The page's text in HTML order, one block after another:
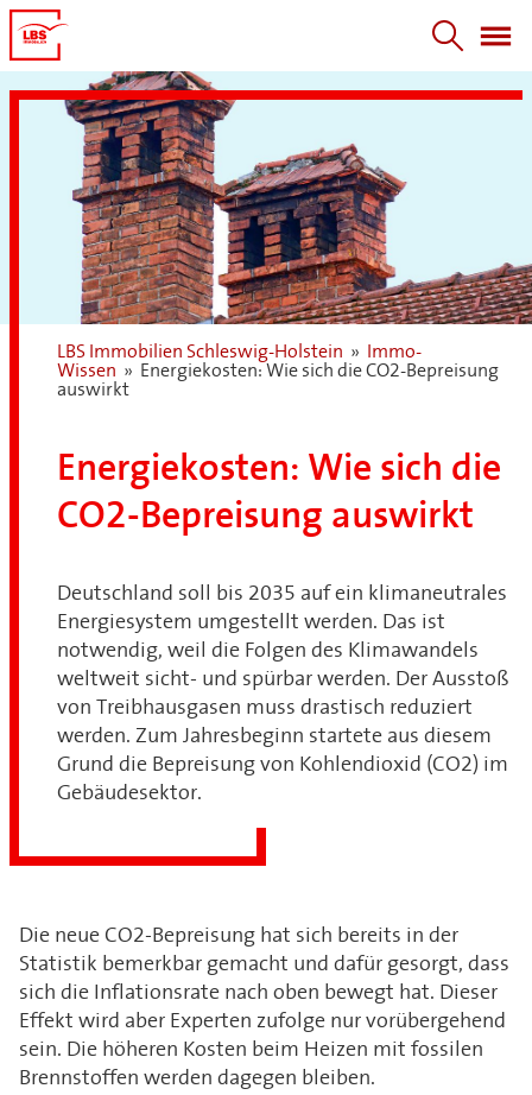
LBS Immobilien Schleswig-Holstein »
Immo-
Wissen » Energiekosten: Wie sich die CO2-Bepreisung
auswirkt
Energiekosten: Wie sich die
CO2-Bepreisung auswirkt
Deutschland soll bis 2035 auf ein klimaneutrales
Energiesystem umgestellt werden. Das ist
notwendig, weil die Folgen des Klimawandels
weltweit sicht- und spürbar werden. Der Ausstoß
von Treibhausgasen muss drastisch reduziert
werden. Zum Jahresbeginn startete aus diesem
Grund die Bepreisung von Kohlendioxid (CO2) im
Gebäudesektor.
Die neue CO2-Bepreisung hat sich bereits in der
Statistik bemerkbar gemacht und dafür gesorgt, dass
sich die Inflationsrate nach oben bewegt hat. Dieser
Effekt wird aber Experten zufolge nur vorübergehend
sein. Die höheren Kosten beim Heizen mit fossilen
Brennstoffen werden dagegen bleiben.